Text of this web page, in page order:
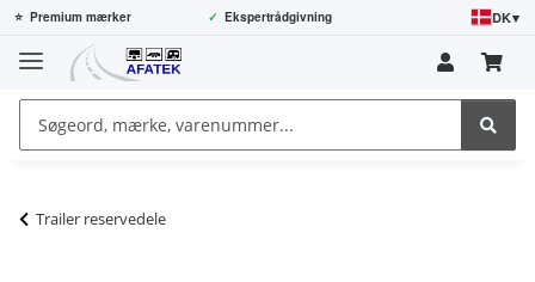
⭐ Premium mærker ✓ Ekspertrådgivning DK▾
Trailer reservedele